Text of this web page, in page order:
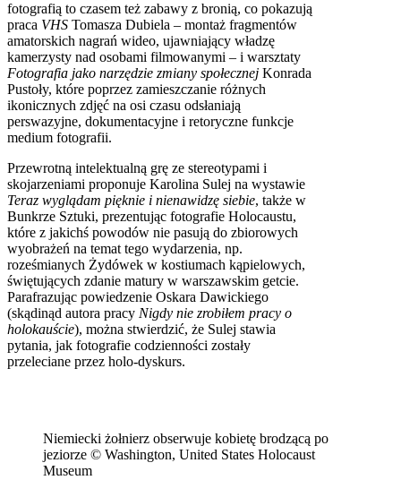
fotografią to czasem też zabawy z bronią, co pokazują
praca VHS Tomasza Dubiela – montaż fragmentów
amatorskich nagrań wideo, ujawniający władzę
kamerzysty nad osobami filmowanymi – i warsztaty
Fotografia jako narzędzie zmiany społecznej Konrada
Pustoły, które poprzez zamieszczanie różnych
ikonicznych zdjęć na osi czasu odsłaniają
perswazyjne, dokumentacyjne i retoryczne funkcje
medium fotografii.
Przewrotną intelektualną grę ze stereotypami i
skojarzeniami proponuje Karolina Sulej na wystawie
Teraz wyglądam pięknie i nienawidzę siebie, także w
Bunkrze Sztuki, prezentując fotografie Holocaustu,
które z jakichś powodów nie pasują do zbiorowych
wyobrażeń na temat tego wydarzenia, np.
roześmianych Żydówek w kostiumach kąpielowych,
świętujących zdanie matury w warszawskim getcie.
Parafrazując powiedzenie Oskara Dawickiego
(skądinąd autora pracy Nigdy nie zrobiłem pracy o
holokauście), można stwierdzić, że Sulej stawia
pytania, jak fotografie codzienności zostały
przeleciane przez holo-dyskurs.
Niemiecki żołnierz obserwuje kobietę brodzącą po
jeziorze © Washington, United States Holocaust
Museum